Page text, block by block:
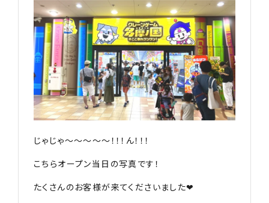
じゃじゃ〜〜〜〜〜！！！ん！！！
こちらオープン当日の写真です！
たくさんのお客様が来てくださいました❤︎